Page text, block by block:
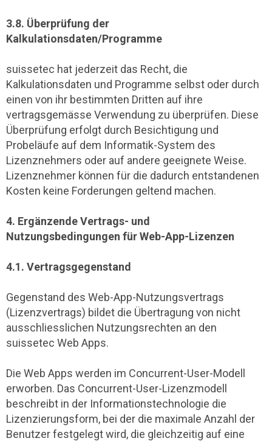
3.8. Überprüfung der
Kalkulationsdaten/Programme
suissetec hat jederzeit das Recht, die
Kalkulationsdaten und Programme selbst oder durch
einen von ihr bestimmten Dritten auf ihre
vertragsgemässe Verwendung zu überprüfen. Diese
Überprüfung erfolgt durch Besichtigung und
Probeläufe auf dem Informatik-System des
Lizenznehmers oder auf andere geeignete Weise.
Lizenznehmer können für die dadurch entstandenen
Kosten keine Forderungen geltend machen.
4. Ergänzende Vertrags- und
Nutzungsbedingungen für Web-App-Lizenzen
4.1. Vertragsgegenstand
Gegenstand des Web-App-Nutzungsvertrags
(Lizenzvertrags) bildet die Übertragung von nicht
ausschliesslichen Nutzungsrechten an den
suissetec Web Apps.
Die Web Apps werden im Concurrent-User-Modell
erworben. Das Concurrent-User-Lizenzmodell
beschreibt in der Informationstechnologie die
Lizenzierungsform, bei der die maximale Anzahl der
Benutzer festgelegt wird, die gleichzeitig auf eine